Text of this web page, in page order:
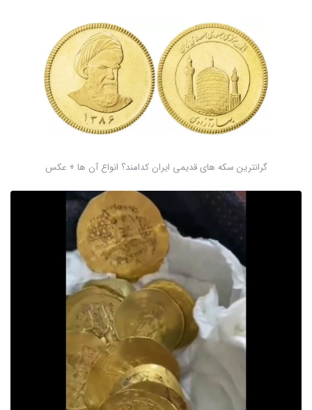
گرانترین سکه های قدیمی ایران کدامند؟ انواع آن ها + عکس